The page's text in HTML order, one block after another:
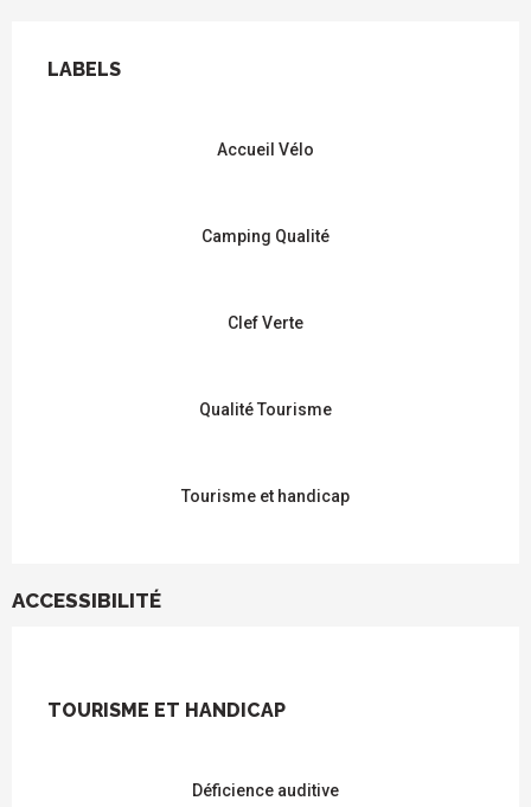
LABELS
LABELS
Accueil Vélo
Camping Qualité
Clef Verte
Qualité Tourisme
Tourisme et handicap
ACCESSIBILITÉ
TOURISME ET HANDICAP
TOURISME ET HANDICAP
Déficience auditive